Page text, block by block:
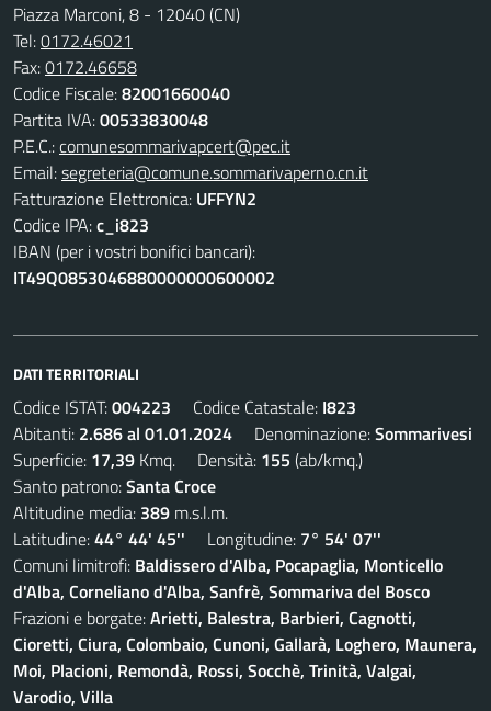
Piazza Marconi, 8 - 12040 (CN)
Tel:0172.46021
Fax:0172.46658
Codice Fiscale:82001660040
Partita IVA:00533830048
P.E.C.:comunesommarivapcert@pec.it
Email:segreteria@comune.sommarivaperno.cn.it
Fatturazione Elettronica: UFFYN2
Codice IPA:c_i823
IBAN (per i vostri bonifici bancari):
IT49Q0853046880000000600002
DATI TERRITORIALI
Codice ISTAT:004223 Codice Catastale: I823
Abitanti: 2.686 al 01.01.2024 Denominazione:Sommarivesi
Superficie: 17,39 Kmq. Densità: 155 (ab/kmq.)
Santo patrono:Santa Croce
Altitudine media: 389 m.s.l.m.
Latitudine:44° 44' 45'' Longitudine: 7° 54' 07''
Comuni limitrofi: Baldissero d'Alba, Pocapaglia, Monticello
d'Alba, Corneliano d'Alba, Sanfrè, Sommariva del Bosco
Frazioni e borgate:Arietti, Balestra, Barbieri, Cagnotti,
Cioretti, Ciura, Colombaio, Cunoni, Gallarà, Loghero, Maunera,
Moi, Placioni, Remondà, Rossi, Socchè, Trinità, Valgai,
Varodio, Villa